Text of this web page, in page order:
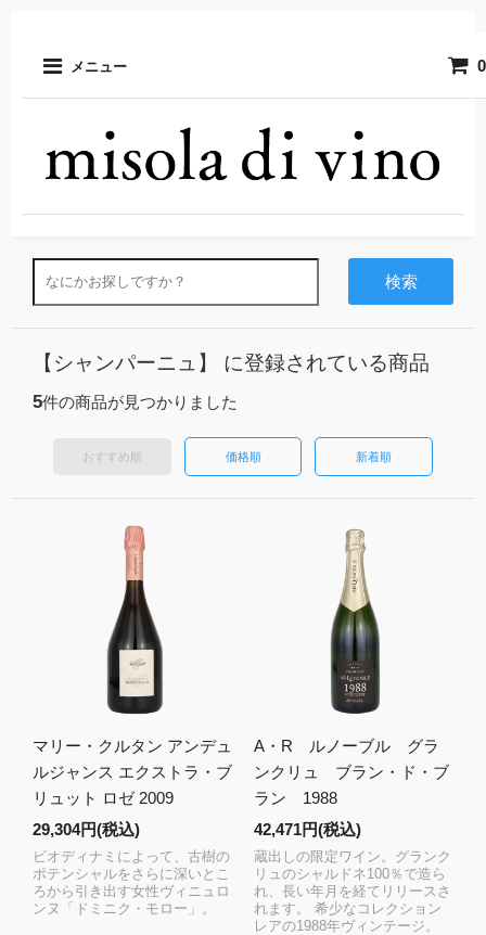
メニュー 0
検索
【シャンパーニュ】 に登録されている商品
5件の商品が見つかりました
おすすめ順 価格順 新着順
マリー・クルタン アンデュ
ルジャンス エクストラ・ブ
リュット ロゼ 2009
29,304円(税込)
ビオディナミによって、古樹の
ポテンシャルをさらに深いとこ
ろから引き出す女性ヴィニュロ
ンヌ「ドミニク・モロー」。
A・R ルノーブル グラ
ンクリュ ブラン・ド・ブ
ラン 1988
42,471円(税込)
蔵出しの限定ワイン。グランク
リュのシャルドネ100％で造ら
れ、長い年月を経てリリースさ
れます。 希少なコレクション
レアの1988年ヴィンテージ。